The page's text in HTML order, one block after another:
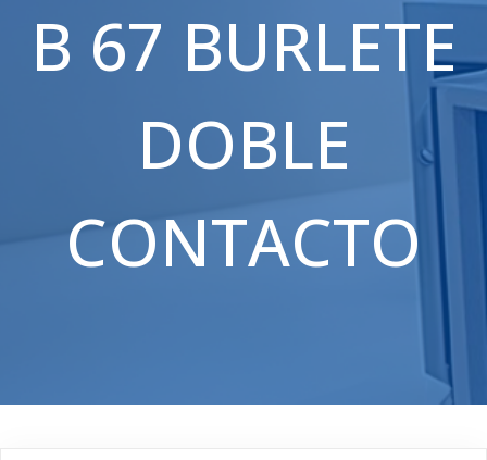
B 67 BURLETE
DOBLE
CONTACTO